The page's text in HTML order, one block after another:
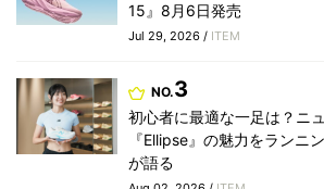
15』8月6日発売
Jul 29, 2026 / ITEM
NO.3
初心者に最適な一足は？ニ
『Ellipse』の魅力をランニ
が語る